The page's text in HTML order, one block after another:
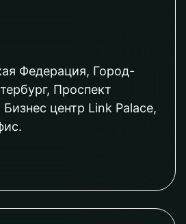
Федерация, Город-
Проспект
Бизнес центр Link Palace,